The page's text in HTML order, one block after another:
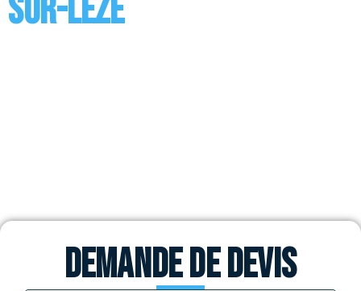
sur-Leze
Demande de devis